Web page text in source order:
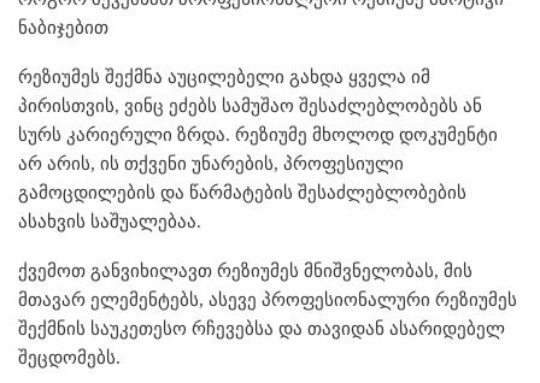
ნაბიჯებით
რეზიუმეს შექმნა აუცილებელი გახდა ყველა იმ
პირისთვის, ვინც ეძებს სამუშაო შესაძლებლობებს ან
სურს კარიერული ზრდა. რეზიუმე მხოლოდ დოკუმენტი
არ არის, ის თქვენი უნარების, პროფესიული
გამოცდილების და წარმატების შესაძლებლობების
ასახვის საშუალებაა.
ქვემოთ განვიხილავთ რეზიუმეს მნიშვნელობას, მის
მთავარ ელემენტებს, ასევე პროფესიონალური რეზიუმეს
შექმნის საუკეთესო რჩევებსა და თავიდან ასარიდებელ
შეცდომებს.